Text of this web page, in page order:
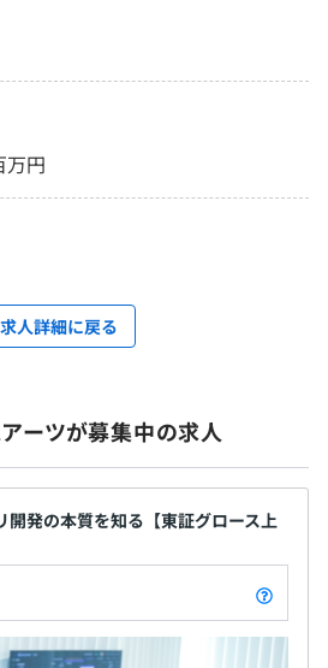
円
求人詳細に戻る
ーツが募集中の求人
開発の本質を知る【東証グロース上